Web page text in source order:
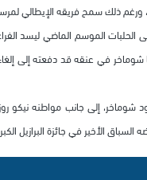
ورغم ذلك سمح فريقه الإيطالي
الموسم الماضي ليسد
شوماخر في عنقه قد دفعته إلى